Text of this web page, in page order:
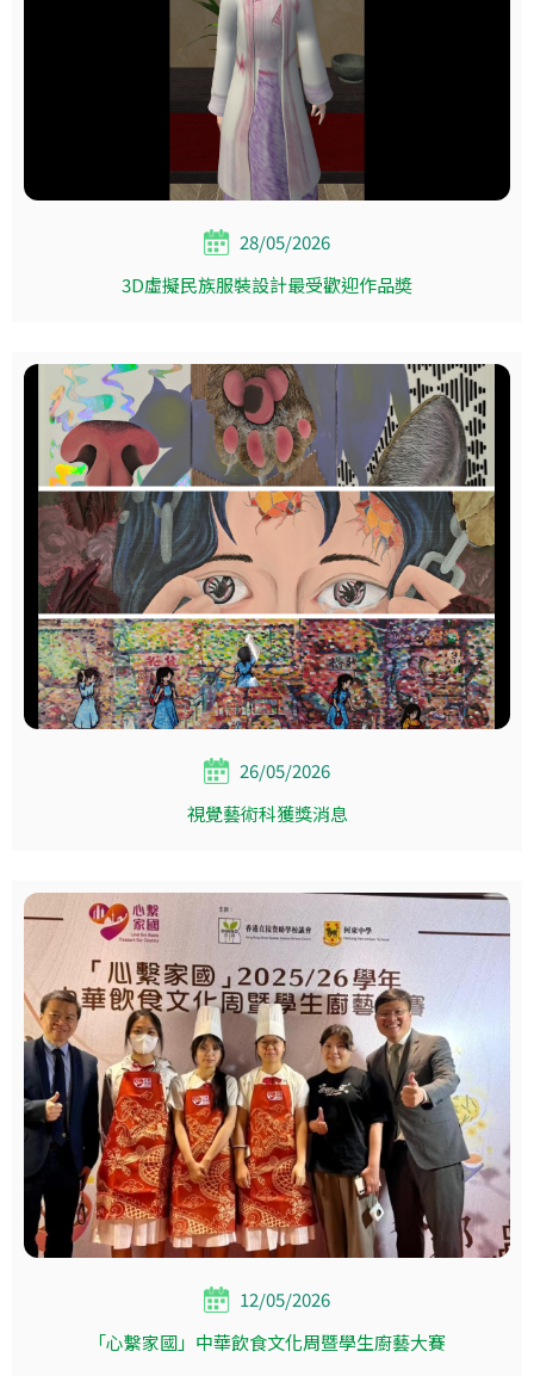
28/05/2026
3D虛擬民族服裝設計最受歡迎作品奬
26/05/2026
視覺藝術科獲獎消息
12/05/2026
「心繫家國」中華飲食文化周暨學生廚藝大賽